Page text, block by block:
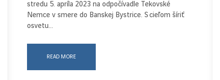
stredu 5. apríla 2023 na odpočívadle Tekovské
Nemce v smere do Banskej Bystrice. S cieľom šíriť
osvetu…
READ MORE